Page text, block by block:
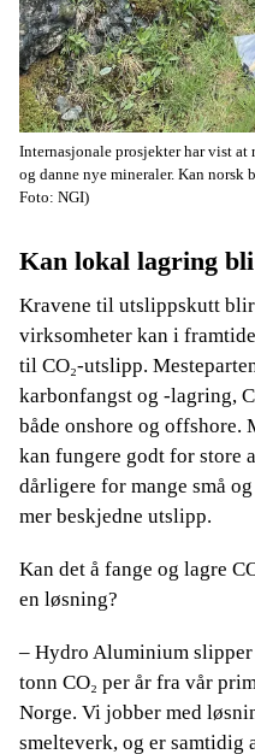
Internasjonale prosjekter har vist at
og danne nye mineraler. Kan norsk
Foto: NGI)
Kan lokal lagring
Kravene til utslippskutt
virksomheter kan i
til CO₂-utslipp.
karbonfangst og -lagring,
både onshore og offshore.
kan fungere godt for store
dårligere for mange små
mer beskjedne utslipp.
Kan det å fange og lagre
en løsning?
– Hydro Aluminium
tonn CO₂ per år fra vår
Norge. Vi jobber med
smelteverk, og er samtidig